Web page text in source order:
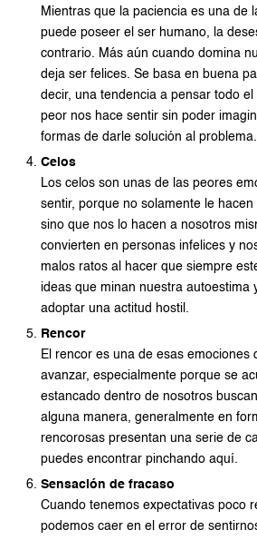
Mientras que la paciencia es una de
puede poseer el ser humano, la
contrario. Más aún cuando domina
deja ser felices. Se basa en buena
decir, una tendencia a pensar todo
peor nos hace sentir sin poder
formas de darle solución al problema.
Celos
Los celos son unas de las peores
sentir, porque no solamente le
sino que nos lo hacen a nosotros
convierten en personas infelices y
malos ratos al hacer que siempre
ideas que minan nuestra autoestima
adoptar una actitud hostil.
Rencor
El rencor es una de esas emociones
avanzar, especialmente porque se
estancado dentro de nosotros
alguna manera, generalmente en
rencorosas presentan una serie de
puedes encontrar pinchando aquí.
Sensación de fracaso
Cuando tenemos expectativas poco
podemos caer en el error de